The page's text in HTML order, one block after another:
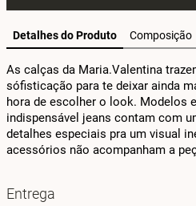
Detalhes do Produto Composição
As calças da Maria.Valentina
sófisticação para te deixar ainda
hora de escolher o look. Modelos
indispensável jeans contam com
detalhes especiais pra um visual
acessórios não acompanham a
Entrega